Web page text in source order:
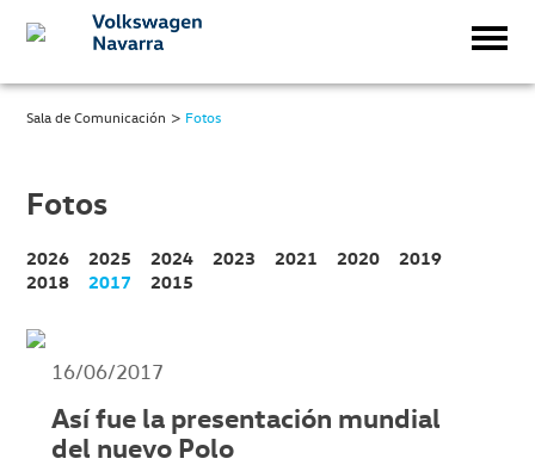
Sala de Comunicación > Fotos
Fotos
2026 2025 2024 2023 2021 2020
2019
2018
2017 2015
16/06/2017
Así fue la presentación mundial
del nuevo Polo